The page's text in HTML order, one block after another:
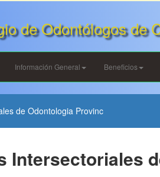
de Odontólogos de
Información General Beneficios
de Odontologia Provinc
Intersectoriales